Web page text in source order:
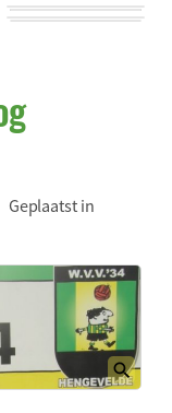
Geplaatst in